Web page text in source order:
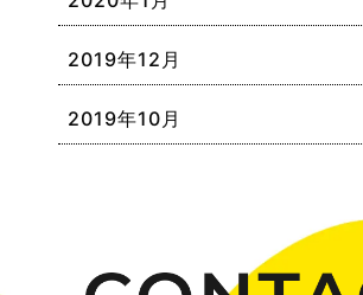
2019年12月
2019年10月